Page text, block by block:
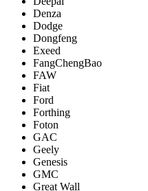
Denza
Dodge
Dongfeng
Exeed
FangChengBao
FAW
Fiat
Ford
Forthing
Foton
GAC
Geely
Genesis
GMC
Great Wall